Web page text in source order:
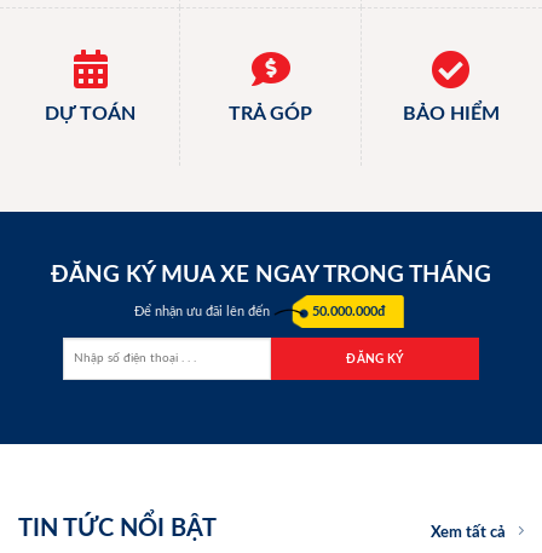
DỰ TOÁN TRẢ GÓP BẢO HIỂM
ĐĂNG KÝ MUA XE NGAY TRONG THÁNG
Để nhận ưu đãi lên đến 50.000.000đ
TIN TỨC NỔI BẬT Xem tất cả